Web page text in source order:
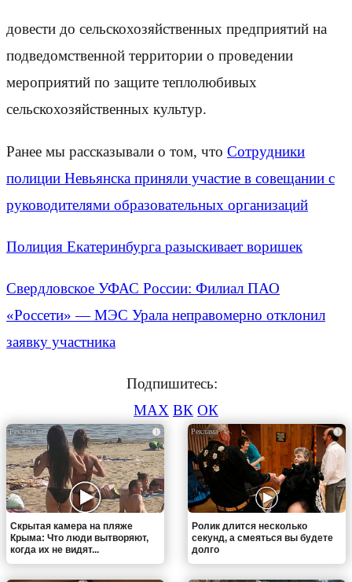
довести до сельскохозяйственных предприятий на
подведомственной территории о проведении
мероприятий по защите теплолюбивых
сельскохозяйственных культур.
Ранее мы рассказывали о том, что Сотрудники
полиции Невьянска приняли участие в совещании с
руководителями образовательных организаций
Полиция Екатеринбурга разыскивает воришек
Свердловское УФАС России: Филиал ПАО
«Россети» — МЭС Урала неправомерно отклонил
заявку участника
Подпишитесь:
MAX ВК ОК
i
Скрытая камера на пляже
Крыма: Что люди вытворяют,
когда их не видят...
i
Ролик длится несколько
секунд, а смеяться вы будете
долго